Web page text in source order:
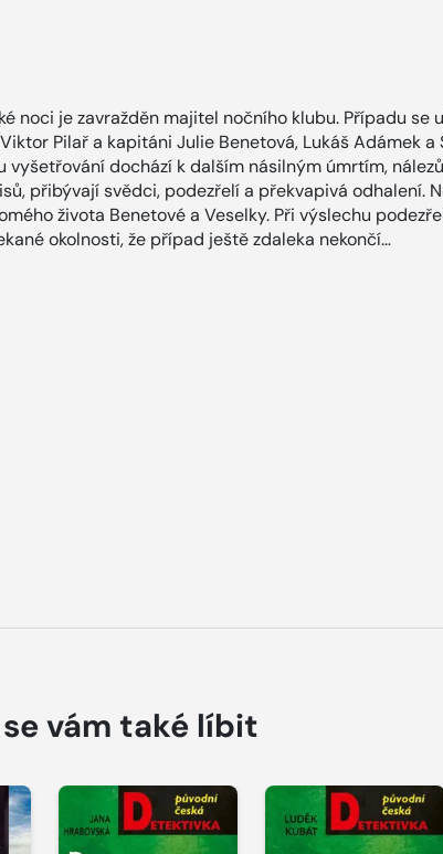
noci je zavražděn majitel nočního klubu. Případu se
Pilař a kapitáni Julie Benetová, Lukáš Adámek a
vyšetřování dochází k dalším násilným úmrtím,
přibývají svědci, podezřelí a překvapivá odhalení.
života Benetové a Veselky. Při výslechu
okolnosti, že případ ještě zdaleka nekončí…
vám také líbit